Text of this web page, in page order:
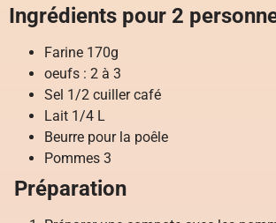
Ingrédients pour 2
Farine 170g
oeufs : 2 à 3
Sel 1/2 cuiller café
Lait 1/4 L
Beurre pour la poêle
Pommes 3
Préparation